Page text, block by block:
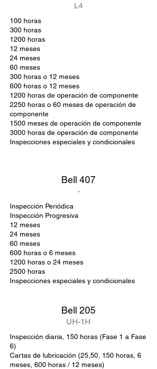
L4
100 horas
300 horas
1200 horas
12 meses
24 meses
60 meses
300 horas o 12 meses
600 horas o 12 meses
1200 horas de operación de componente
2250 horas o 60 meses de operación de
componente
1500 meses de operación de componente
3000 horas de operación de componente
Inspecciones especiales y condicionales
Bell 407
-
Inspección Periódica
Inspección Progresiva
12 meses
24 meses
60 meses
600 horas o 6 meses
1200 horas o 24 meses
2500 horas
Inspecciones especiales y condicionales
Bell 205
UH-1H
Inspección diaria, 150 horas (Fase 1 a Fase
6)
Cartas de lubricación (25,50, 150 horas, 6
meses, 600 horas / 12 meses)